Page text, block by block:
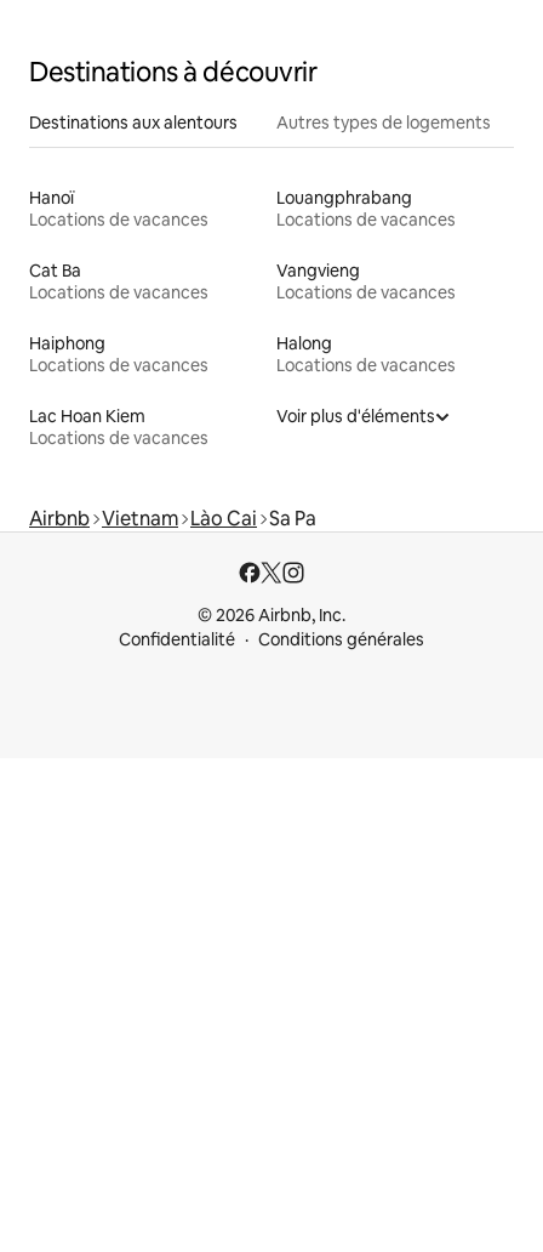
Destinations à découvrir
Destinations aux alentours Autres types de logements
Hanoï
Locations de vacances
Louangphrabang
Locations de vacances
Cat Ba
Locations de vacances
Vangvieng
Locations de vacances
Haiphong
Locations de vacances
Halong
Locations de vacances
Lac Hoan Kiem
Locations de vacances
Voir plus d'éléments
Airbnb Vietnam Lào Cai Sa Pa
© 2026 Airbnb, Inc.
Confidentialité
Conditions générales